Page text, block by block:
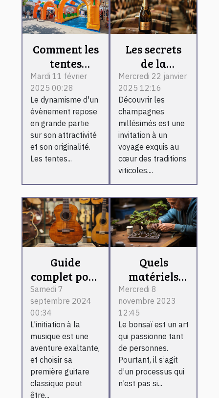
Comment les
tentes
publicitaires
gonflables
peuvent
dynamiser
vos
évènements
Mardi 11 février
2025 00:28
Le dynamisme d'un
évènement repose
en grande partie
sur son attractivité
et son originalité.
Les tentes...
Les secrets
de la
fabrication
des
champagnes
millésimés
expliqués
Mercredi 22 janvier
2025 12:16
Découvrir les
champagnes
millésimés est une
invitation à un
voyage exquis au
cœur des traditions
viticoles....
Guide
complet pour
choisir une
guitare
classique
pour
débutants
Samedi 7
septembre 2024
00:34
L'initiation à la
musique est une
aventure exaltante,
et choisir sa
première guitare
classique peut
être...
Quels
matériels
pour réaliser
un bonsaï ?
Mercredi 8
novembre 2023
12:45
Le bonsaï est un art
qui passionne tant
de personnes.
Pourtant, il s’agit
d’un processus qui
n’est pas si...